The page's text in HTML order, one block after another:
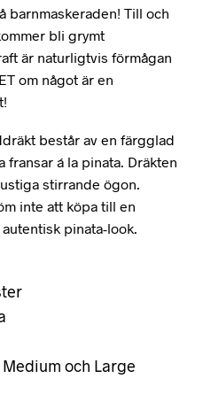
barnmaskeraden! Till och
bli grymt
är naturligtvis förmågan
om något är en
består av en färgglad
fransar á la pinata. Dräkten
stirrande ögon.
inte att köpa till en
pinata-look.
och Large